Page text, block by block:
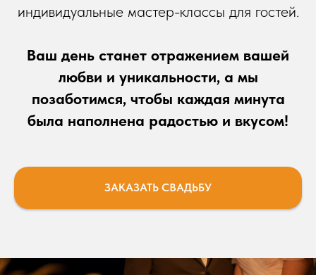
индивидуальные мастер-классы для гостей.
Ваш день станет отражением вашей
любви и уникальности, а мы
позаботимся, чтобы каждая минута
была наполнена радостью и вкусом!
ЗАКАЗАТЬ СВАДЬБУ